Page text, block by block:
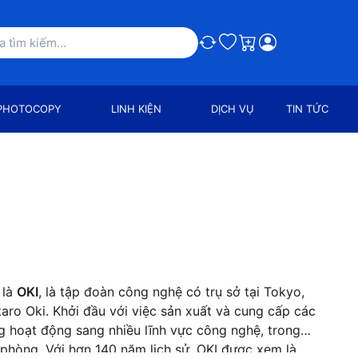
So sánh
Ưa thích
Giỏ hàng
LINH KIỆN DỊCH VỤ TIN TỨC
OKI, là tập đoàn công nghệ có trụ sở tại Tokyo,
Oki. Khởi đầu với việc sản xuất và cung cấp các
hoạt động sang nhiều lĩnh vực công nghệ, trong
Với hơn 140 năm lịch sử, OKI được xem là